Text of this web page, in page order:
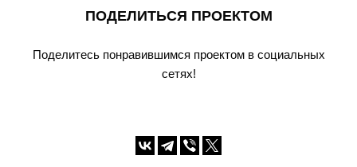
ПОДЕЛИТЬСЯ ПРОЕКТОМ
Поделитесь понравившимся проектом в социальных
сетях!